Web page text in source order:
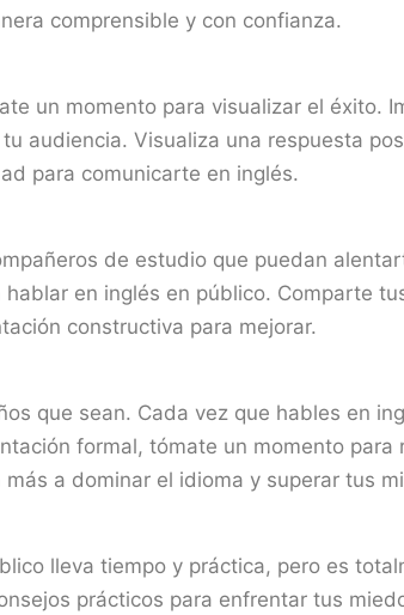
comprensible y con confianza.
un momento para visualizar el éxito.
audiencia. Visualiza una respuesta
para comunicarte en inglés.
de estudio que puedan
en inglés en público. Comparte
constructiva para mejorar.
que sean. Cada vez que hables en
formal, tómate un momento para
a dominar el idioma y superar tus
lleva tiempo y práctica, pero es
prácticos para enfrentar tus